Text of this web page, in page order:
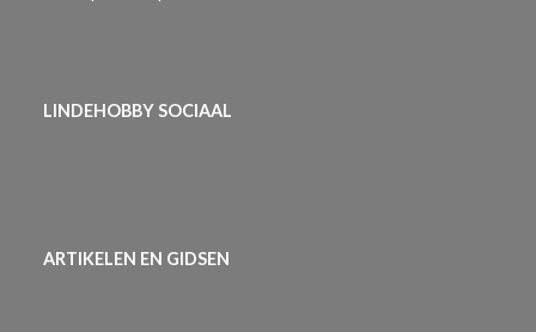
LINDEHOBBY SOCIAAL
ARTIKELEN EN GIDSEN